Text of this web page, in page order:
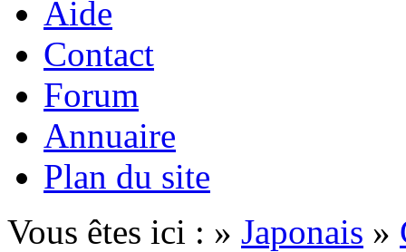
Aide
Contact
Forum
Annuaire
Plan du site
Vous êtes ici : » Japonais »